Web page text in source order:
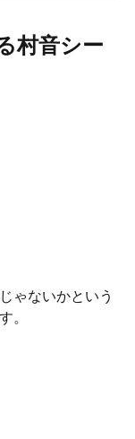
村音シー
ゃないかという
。